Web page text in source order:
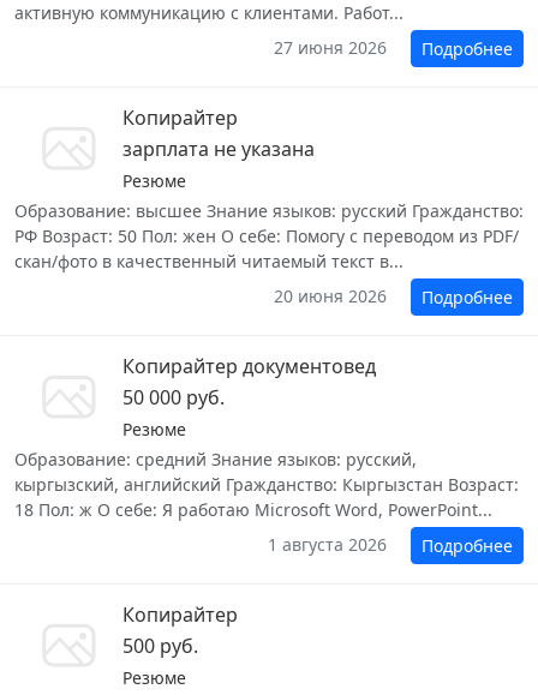
активную коммуникацию с клиентами. Работ...
27 июня 2026
Подробнее
Копирайтер
зарплата не указана
Резюме
Образование: высшее Знание языков: русский Гражданство:
РФ Возраст: 50 Пол: жен О себе: Помогу с переводом из PDF/
скан/фото в качественный читаемый текст в...
20 июня 2026
Подробнее
Копирайтер документовед
50 000 руб.
Резюме
Образование: средний Знание языков: русский,
кыргызский, английский Гражданство: Кыргызстан Возраст:
18 Пол: ж О себе: Я работаю Microsoft Word, PowerPoint...
1 августа 2026
Подробнее
Копирайтер
500 руб.
Резюме